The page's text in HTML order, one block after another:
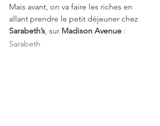
Mais avant, on va faire les riches en
allant prendre le petit déjeuner chez
Sarabeth’s , sur Madison Avenue :
Sarabeth